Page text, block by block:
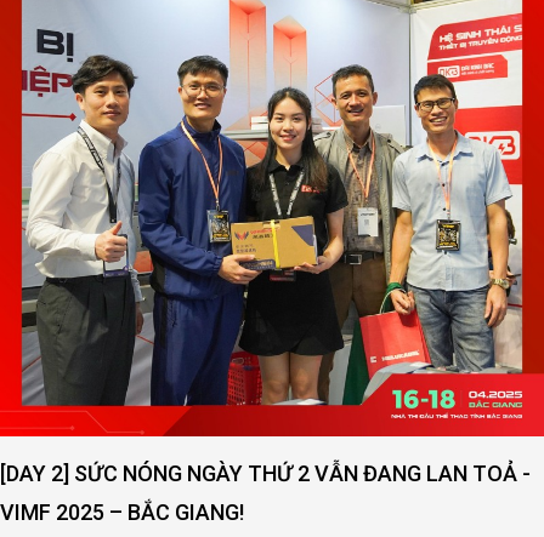
[DAY 2] SỨC NÓNG NGÀY THỨ 2 VẪN ĐANG LAN TOẢ -
VIMF 2025 – BẮC GIANG!